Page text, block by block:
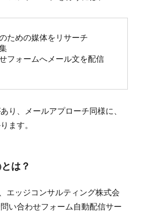
ための媒体をリサーチ
フォームへメール文を配信
り、メールアプローチ同様に、
ます。
は？
エッジコンサルティング株式会
い合わせフォーム自動配信サー